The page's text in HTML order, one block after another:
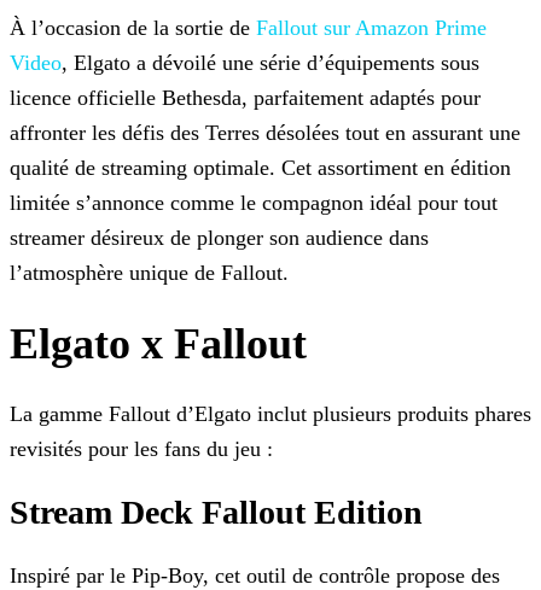
À l’occasion de la sortie de Fallout sur Amazon Prime
Video, Elgato a dévoilé une série d’équipements sous
licence officielle Bethesda, parfaitement adaptés pour
affronter les défis des Terres désolées tout en assurant une
qualité de streaming optimale. Cet assortiment en édition
limitée s’annonce comme le compagnon idéal pour tout
streamer désireux de plonger son audience dans
l’atmosphère unique de Fallout.
Elgato x Fallout
La gamme Fallout d’Elgato inclut plusieurs produits phares
revisités pour les fans du jeu :
Stream Deck Fallout Edition
Inspiré par le Pip-Boy, cet outil de contrôle propose des